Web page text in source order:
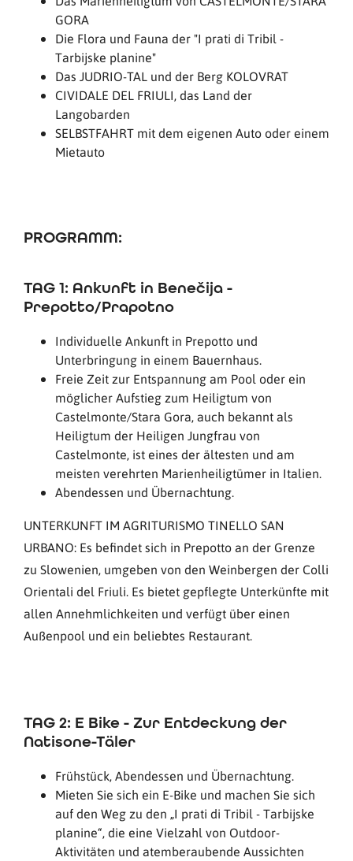
GORA
Die Flora und Fauna der "I prati di Tribil -
Tarbijske planine"
Das JUDRIO-TAL und der Berg KOLOVRAT
CIVIDALE DEL FRIULI, das Land der
Langobarden
SELBSTFAHRT mit dem eigenen Auto oder einem
Mietauto
PROGRAMM:
TAG 1: Ankunft in Benečija -
Prepotto/Prapotno
Individuelle Ankunft in Prepotto und
Unterbringung in einem Bauernhaus.
Freie Zeit zur Entspannung am Pool oder ein
möglicher Aufstieg zum Heiligtum von
Castelmonte/Stara Gora, auch bekannt als
Heiligtum der Heiligen Jungfrau von
Castelmonte, ist eines der ältesten und am
meisten verehrten Marienheiligtümer in Italien.
Abendessen und Übernachtung.
UNTERKUNFT IM AGRITURISMO TINELLO SAN
URBANO: Es befindet sich in Prepotto an der Grenze
zu Slowenien, umgeben von den Weinbergen der Colli
Orientali del Friuli. Es bietet gepflegte Unterkünfte mit
allen Annehmlichkeiten und verfügt über einen
Außenpool und ein beliebtes Restaurant.
TAG 2: E Bike - Zur Entdeckung der
Natisone-Täler
Frühstück, Abendessen und Übernachtung.
Mieten Sie sich ein E-Bike und machen Sie sich
auf den Weg zu den „I prati di Tribil - Tarbijske
planine“, die eine Vielzahl von Outdoor-
Aktivitäten und atemberaubende Aussichten